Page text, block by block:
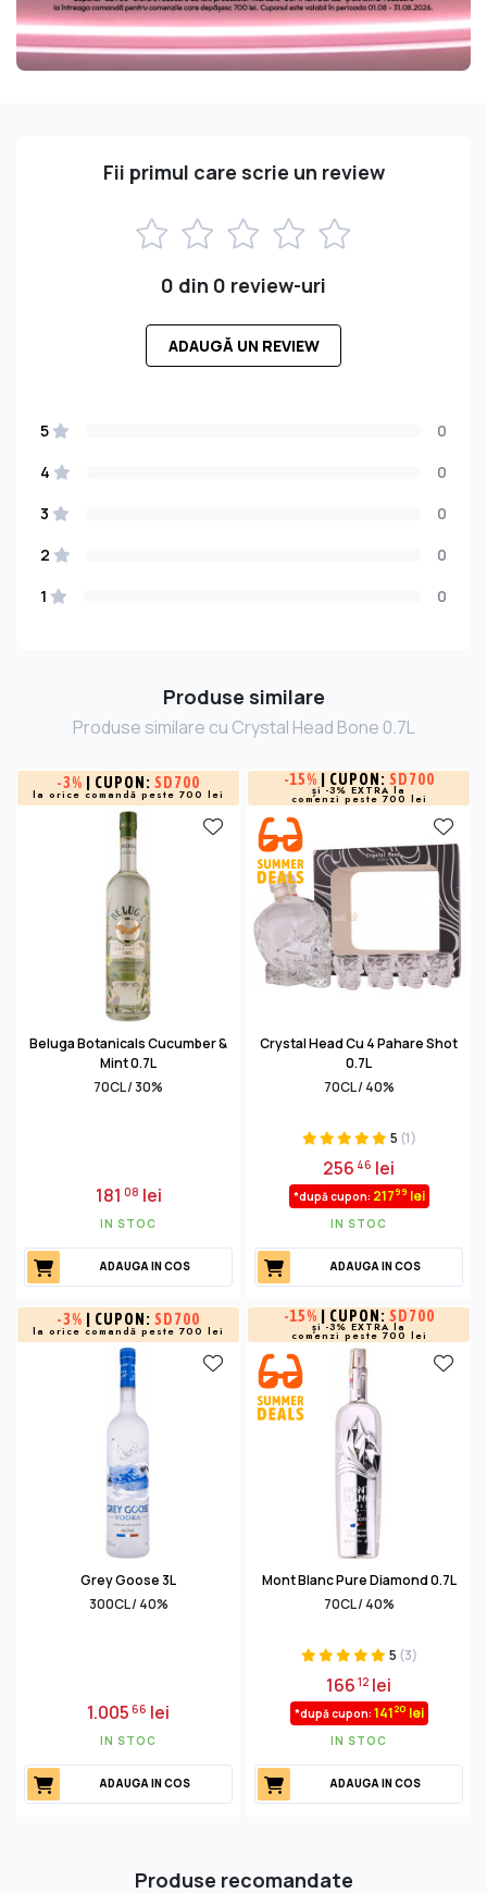
Fii primul care scrie un review
0 din 0 review-uri
ADAUGĂ UN REVIEW
5
0
4
0
3
0
2
0
1
0
Produse similare
Produse similare cu Crystal Head Bone 0.7L
-3% | CUPON: SD700
la orice comandă peste 700 lei
Beluga Botanicals Cucumber &
Mint 0.7L
70CL / 30%
18108 lei
IN STOC
ADAUGA IN COS
-15% | CUPON: SD700
și -3% EXTRA la
comenzi peste 700 lei
Crystal Head Cu 4 Pahare Shot
0.7L
70CL / 40%
5 (1)
256 46 lei
*după cupon: 21799 lei
IN STOC
ADAUGA IN COS
-3% | CUPON: SD700
la orice comandă peste 700 lei
Grey Goose 3L
300CL / 40%
1.00566 lei
IN STOC
ADAUGA IN COS
-15% | CUPON: SD700
și -3% EXTRA la
comenzi peste 700 lei
Mont Blanc Pure Diamond 0.7L
70CL / 40%
5 (3)
16612 lei
*după cupon: 14120 lei
IN STOC
ADAUGA IN COS
Produse recomandate